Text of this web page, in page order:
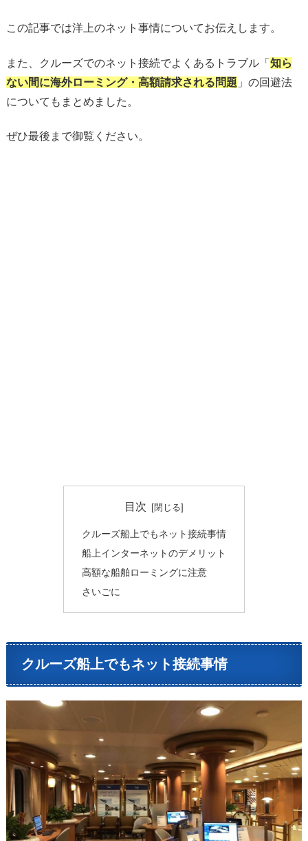
この記事では洋上のネット事情についてお伝えします。
また、クルーズでのネット接続でよくあるトラブル「 知ら
ない間に海外ローミング・高額請求される問題 」の回避法
についてもまとめました。
ぜひ最後まで御覧ください。
目次
クルーズ船上でもネット接続事情
船上インターネットのデメリット
高額な船舶ローミングに注意
さいごに
クルーズ船上でもネット接続事情